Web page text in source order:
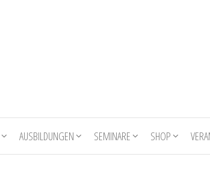
AUSBILDUNGEN SEMINARE SHOP